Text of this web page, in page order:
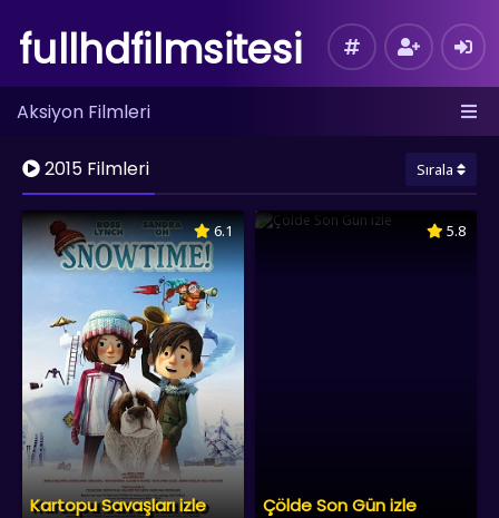
fullhdfilmsitesi
Aksiyon Filmleri
2015 Filmleri Sırala
6.1
Kartopu Savaşları izle
5.8
Çölde Son Gün izle